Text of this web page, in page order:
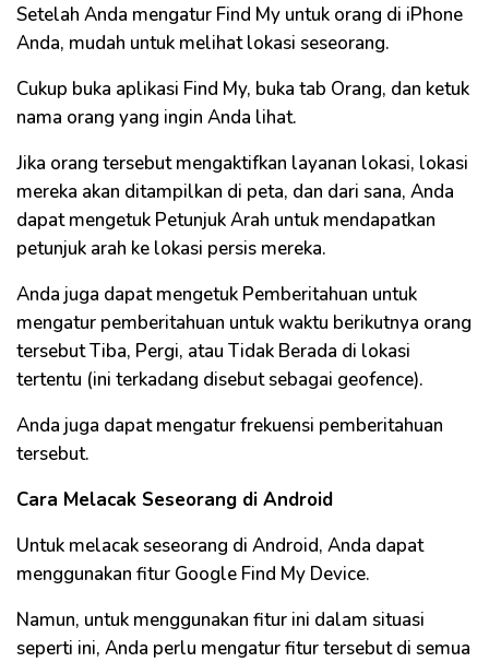
Setelah Anda mengatur Find My untuk orang di iPhone
Anda, mudah untuk melihat lokasi seseorang.
Cukup buka aplikasi Find My, buka tab Orang, dan ketuk
nama orang yang ingin Anda lihat.
Jika orang tersebut mengaktifkan layanan lokasi, lokasi
mereka akan ditampilkan di peta, dan dari sana, Anda
dapat mengetuk Petunjuk Arah untuk mendapatkan
petunjuk arah ke lokasi persis mereka.
Anda juga dapat mengetuk Pemberitahuan untuk
mengatur pemberitahuan untuk waktu berikutnya orang
tersebut Tiba, Pergi, atau Tidak Berada di lokasi
tertentu (ini terkadang disebut sebagai geofence).
Anda juga dapat mengatur frekuensi pemberitahuan
tersebut.
Cara Melacak Seseorang di Android
Untuk melacak seseorang di Android, Anda dapat
menggunakan fitur Google Find My Device.
Namun, untuk menggunakan fitur ini dalam situasi
seperti ini, Anda perlu mengatur fitur tersebut di semua